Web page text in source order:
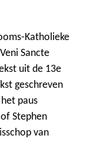
Katholieke
Sancte
uit de 13e
geschreven
paus
Stephen
van